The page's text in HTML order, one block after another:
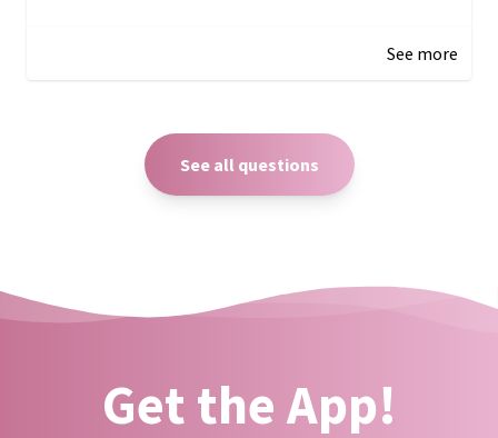
See more
See all questions
Get the App!